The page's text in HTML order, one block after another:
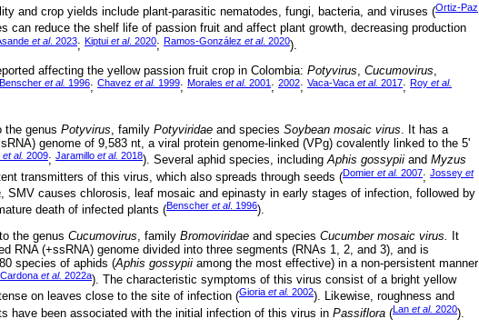
and crop yields include plant-parasitic nematodes, fungi, bacteria, and viruses (Ortiz-Paz
can reduce the shelf life of passion fruit and affect plant growth, decreasing production
et al. 2023; Kiptui et al. 2020; Ramos-González et al. 2020).
affecting the yellow passion fruit crop in Colombia: Potyvirus, Cucumovirus,
Benscher et al. 1996; Chavez et al. 1999; Morales et al. 2001 ; 2002; Vaca-Vaca et al. 2017; Roy et al.
the genus Potyvirus, family Potyviridae and species Soybean mosaic virus. It has a
genome of 9,583 nt, a viral protein genome-linked (VPg) covalently linked to the 5'
et al. 2009; Jaramillo et al. 2018). Several aphid species, includingAphis gossypii and Myzus
transmitters of this virus, which also spreads through seeds (Domier et al. 2007; Jossey et
, SMV causes chlorosis, leaf mosaic and epinasty in early stages of infection, followed by
death of infected plants (Benscher et al. 1996).
the genus Cucumovirus, family Bromoviridae and species Cucumber mosaic virus.
It
RNA (+ssRNA) genome divided into three segments (RNAs 1, 2, and 3), and is
species of aphids (Aphis gossypii among the most effective) in a non-persistent manner
Cardona et al. 2022a). The characteristic symptoms of this virus consist of a bright yellow
on leaves close to the site of infection (Gioria et al. 2002). Likewise, roughness and
have been associated with the initial infection of this virus in Passiflora (Lan et al. 2020).